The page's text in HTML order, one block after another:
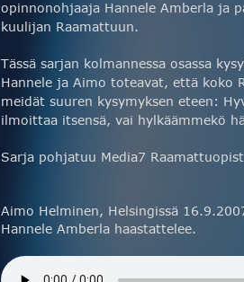
opinnonohjaaja Hannele Amberla ja
kuulijan Raamattuun.
Tässä sarjan kolmannessa osassa
Hannele ja Aimo toteavat, että koko
meidät suuren kysymyksen eteen:
ilmoittaa itsensä, vai hylkäämmekö
Sarja pohjatuu Media7
Aimo Helminen, Helsingissä
Hannele Amberla haastattelee.